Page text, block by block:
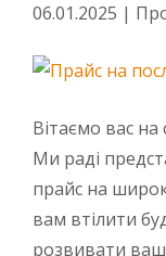
06.01.2025 |
Вітаємо вас на
Ми раді
прайс на
вам втілити
розвивати